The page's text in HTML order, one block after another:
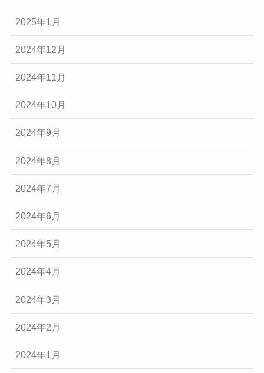
2025年1月
2024年12月
2024年11月
2024年10月
2024年9月
2024年8月
2024年7月
2024年6月
2024年5月
2024年4月
2024年3月
2024年2月
2024年1月